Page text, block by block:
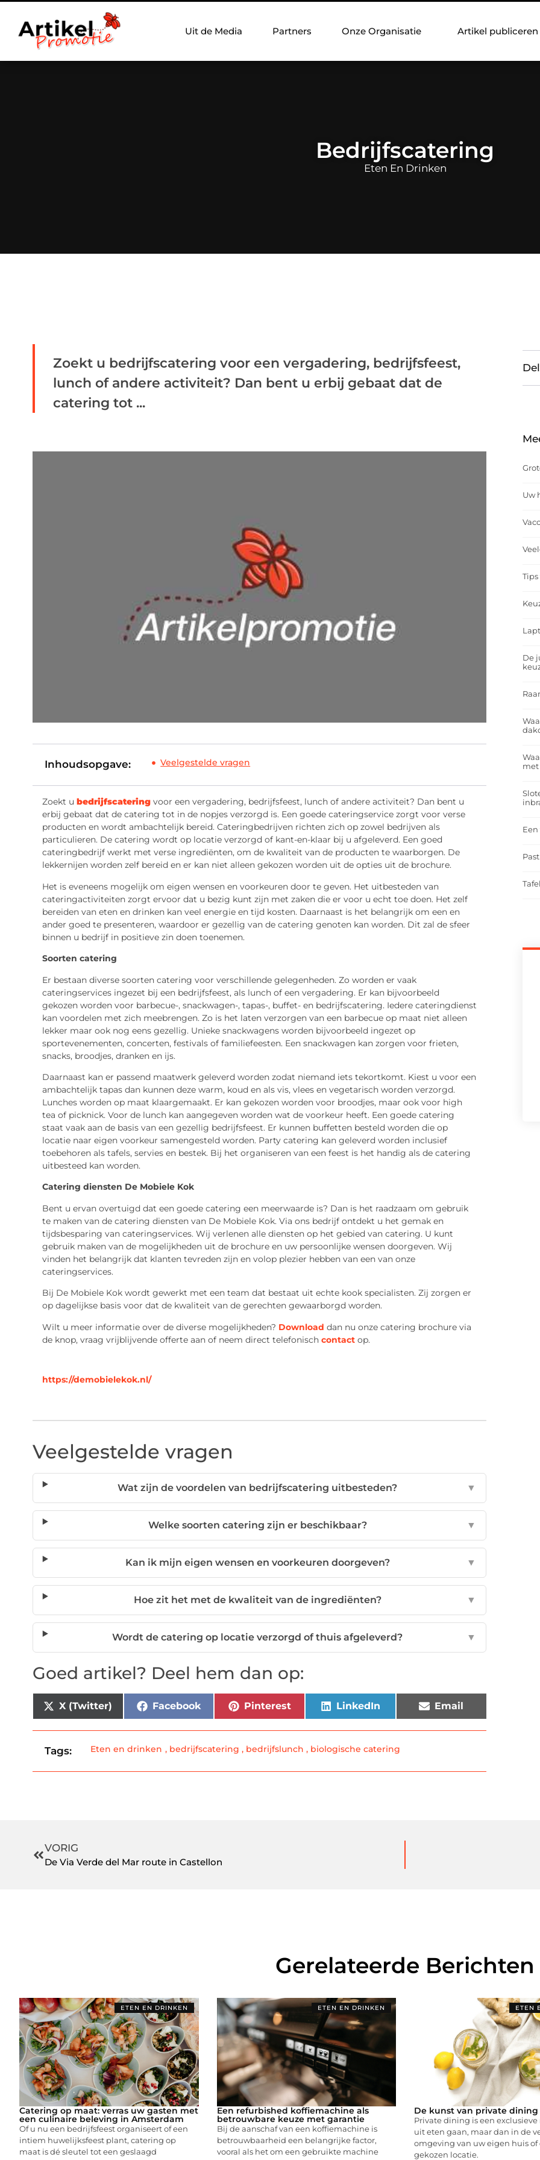
Uit de Media Partners Onze Organisatie Artikel publiceren
Bedrijfscatering
Eten En Drinken
Zoekt u bedrijfscatering voor een vergadering, bedrijfsfeest,
lunch of andere activiteit? Dan bent u erbij gebaat dat de
catering tot ...
Inhoudsopgave: Veelgestelde vragen
Zoekt u bedrijfscatering voor een vergadering, bedrijfsfeest, lunch of andere activiteit? Dan bent u
erbij gebaat dat de catering tot in de nopjes verzorgd is. Een goede cateringservice zorgt voor verse
producten en wordt ambachtelijk bereid. Cateringbedrijven richten zich op zowel bedrijven als
particulieren. De catering wordt op locatie verzorgd of kant-en-klaar bij u afgeleverd. Een goed
cateringbedrijf werkt met verse ingrediënten, om de kwaliteit van de producten te waarborgen. De
lekkernijen worden zelf bereid en er kan niet alleen gekozen worden uit de opties uit de brochure.
Het is eveneens mogelijk om eigen wensen en voorkeuren door te geven. Het uitbesteden van
cateringactiviteiten zorgt ervoor dat u bezig kunt zijn met zaken die er voor u echt toe doen. Het zelf
bereiden van eten en drinken kan veel energie en tijd kosten. Daarnaast is het belangrijk om een en
ander goed te presenteren, waardoor er gezellig van de catering genoten kan worden. Dit zal de sfeer
binnen u bedrijf in positieve zin doen toenemen.
Soorten catering
Er bestaan diverse soorten catering voor verschillende gelegenheden. Zo worden er vaak
cateringservices ingezet bij een bedrijfsfeest, als lunch of een vergadering. Er kan bijvoorbeeld
gekozen worden voor barbecue-, snackwagen-, tapas-, buffet- en bedrijfscatering. Iedere cateringdienst
kan voordelen met zich meebrengen. Zo is het laten verzorgen van een barbecue op maat niet alleen
lekker maar ook nog eens gezellig. Unieke snackwagens worden bijvoorbeeld ingezet op
sportevenementen, concerten, festivals of familiefeesten. Een snackwagen kan zorgen voor frieten,
snacks, broodjes, dranken en ijs.
Daarnaast kan er passend maatwerk geleverd worden zodat niemand iets tekortkomt. Kiest u voor een
ambachtelijk tapas dan kunnen deze warm, koud en als vis, vlees en vegetarisch worden verzorgd.
Lunches worden op maat klaargemaakt. Er kan gekozen worden voor broodjes, maar ook voor high
tea of picknick. Voor de lunch kan aangegeven worden wat de voorkeur heeft. Een goede catering
staat vaak aan de basis van een gezellig bedrijfsfeest. Er kunnen buffetten besteld worden die op
locatie naar eigen voorkeur samengesteld worden. Party catering kan geleverd worden inclusief
toebehoren als tafels, servies en bestek. Bij het organiseren van een feest is het handig als de catering
uitbesteed kan worden.
Catering diensten De Mobiele Kok
Bent u ervan overtuigd dat een goede catering een meerwaarde is? Dan is het raadzaam om gebruik
te maken van de catering diensten van De Mobiele Kok. Via ons bedrijf ontdekt u het gemak en
tijdsbesparing van cateringservices. Wij verlenen alle diensten op het gebied van catering. U kunt
gebruik maken van de mogelijkheden uit de brochure en uw persoonlijke wensen doorgeven. Wij
vinden het belangrijk dat klanten tevreden zijn en volop plezier hebben van een van onze
cateringservices.
Bij De Mobiele Kok wordt gewerkt met een team dat bestaat uit echte kook specialisten. Zij zorgen er
op dagelijkse basis voor dat de kwaliteit van de gerechten gewaarborgd worden.
Wilt u meer informatie over de diverse mogelijkheden? Download dan nu onze catering brochure via
de knop, vraag vrijblijvende offerte aan of neem direct telefonisch contact op.
https://demobielekok.nl/
Veelgestelde vragen
Wat zijn de voordelen van bedrijfscatering uitbesteden? ▼
Welke soorten catering zijn er beschikbaar? ▼
Kan ik mijn eigen wensen en voorkeuren doorgeven? ▼
Hoe zit het met de kwaliteit van de ingrediënten? ▼
Wordt de catering op locatie verzorgd of thuis afgeleverd? ▼
Goed artikel? Deel hem dan op:
X (Twitter) Facebook Pinterest LinkedIn Email
Tags: Eten en drinken , bedrijfscatering , bedrijfslunch , biologische catering
Uw
De
met
VORIG
De Via Verde del Mar route in Castellon
Gerelateerde Berichten
ETEN EN DRINKEN
Catering op maat: verras uw gasten met
een culinaire beleving in Amsterdam
Of u nu een bedrijfsfeest organiseert of een
intiem huwelijksfeest plant, catering op
maat is dé sleutel tot een geslaagd
ETEN EN DRINKEN
Een refurbished koffiemachine als
betrouwbare keuze met garantie
Bij de aanschaf van een koffiemachine is
betrouwbaarheid een belangrijke factor,
vooral als het om een gebruikte machine
ETEN
De kunst van private dining
Private dining is een
uit eten gaan, maar dan in de
omgeving van uw eigen huis of
gekozen locatie.